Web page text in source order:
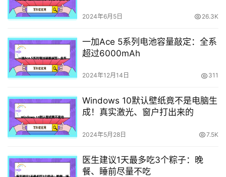
2024年6月5日 26.3K
一加Ace 5系列电池容量敲定：全系
超过6000mAh
2024年12月14日 311
Windows 10默认壁纸竟不是电脑生
成！真实激光、窗户打出来的
2024年5月28日 7.5K
医生建议1天最多吃3个粽子：晚
餐、睡前尽量不吃